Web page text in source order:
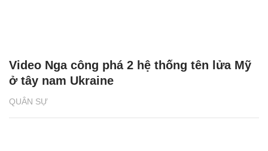
QUÂN SỰ
Video Nga công phá 2 hệ thống tên lửa Mỹ
ở tây nam Ukraine